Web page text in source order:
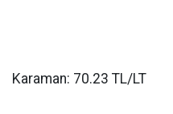
Karaman: 70.23 TL/LT